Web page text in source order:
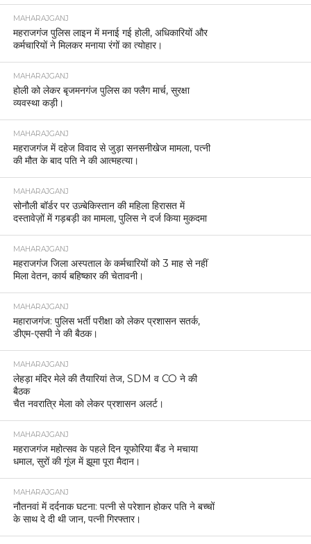
MAHARAJGANJ
महराजगंज पुलिस लाइन में मनाई गई होली, अधिकारियों और
कर्मचारियों ने मिलकर मनाया रंगों का त्योहार।
MAHARAJGANJ
होली को लेकर बृजमनगंज पुलिस का फ्लैग मार्च, सुरक्षा
व्यवस्था कड़ी।
MAHARAJGANJ
महराजगंज में दहेज विवाद से जुड़ा सनसनीखेज मामला, पत्नी
की मौत के बाद पति ने की आत्महत्या।
MAHARAJGANJ
सोनौली बॉर्डर पर उज़्बेकिस्तान की महिला हिरासत में
दस्तावेज़ों में गड़बड़ी का मामला, पुलिस ने दर्ज किया मुकदमा
MAHARAJGANJ
महराजगंज जिला अस्पताल के कर्मचारियों को 3 माह से नहीं
मिला वेतन, कार्य बहिष्कार की चेतावनी।
MAHARAJGANJ
महाराजगंज: पुलिस भर्ती परीक्षा को लेकर प्रशासन सतर्क,
डीएम-एसपी ने की बैठक।
MAHARAJGANJ
लेहड़ा मंदिर मेले की तैयारियां तेज, SDM व CO ने की
बैठक
चैत नवरात्रि मेला को लेकर प्रशासन अलर्ट।
MAHARAJGANJ
महराजगंज महोत्सव के पहले दिन यूफोरिया बैंड ने मचाया
धमाल, सुरों की गूंज में झूमा पूरा मैदान।
MAHARAJGANJ
नौतनवां में दर्दनाक घटना: पत्नी से परेशान होकर पति ने बच्चों
के साथ दे दी थी जान, पत्नी गिरफ्तार।